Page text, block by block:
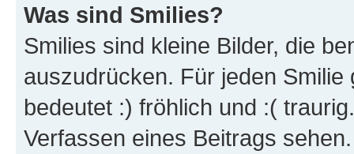
Was sind Smilies?
Smilies sind kleine Bilder, die
auszudrücken. Für jeden
bedeutet :) fröhlich und :(
Verfassen eines Beitrags